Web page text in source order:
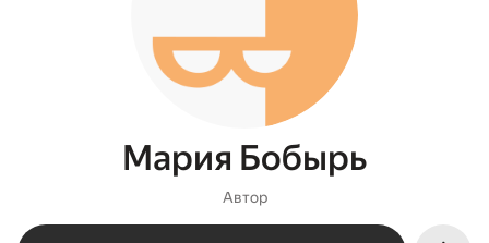
Мария Бобырь
Автор